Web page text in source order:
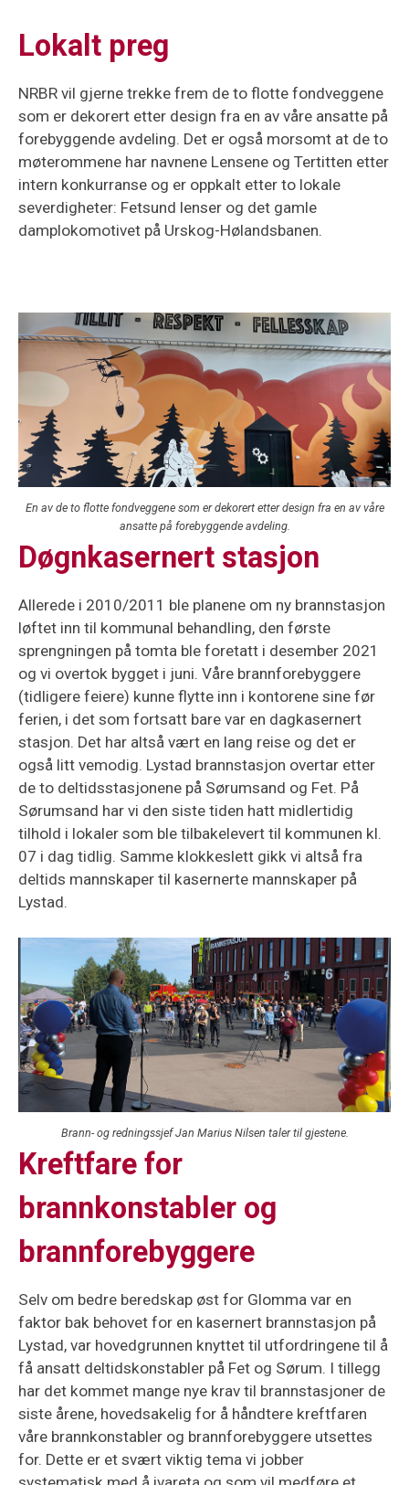
Lokalt preg
NRBR vil gjerne trekke frem de to flotte fondveggene
som er dekorert etter design fra en av våre ansatte på
forebyggende avdeling. Det er også morsomt at de to
møterommene har navnene Lensene og Tertitten etter
intern konkurranse og er oppkalt etter to lokale
severdigheter: Fetsund lenser og det gamle
damplokomotivet på Urskog-Hølandsbanen.
En av de to flotte fondveggene som er dekorert etter design fra en av våre
ansatte på forebyggende avdeling.
Døgnkasernert stasjon
Allerede i 2010/2011 ble planene om ny brannstasjon
løftet inn til kommunal behandling, den første
sprengningen på tomta ble foretatt i desember 2021
og vi overtok bygget i juni. Våre brannforebyggere
(tidligere feiere) kunne flytte inn i kontorene sine før
ferien, i det som fortsatt bare var en dagkasernert
stasjon. Det har altså vært en lang reise og det er
også litt vemodig. Lystad brannstasjon overtar etter
de to deltidsstasjonene på Sørumsand og Fet. På
Sørumsand har vi den siste tiden hatt midlertidig
tilhold i lokaler som ble tilbakelevert til kommunen kl.
07 i dag tidlig. Samme klokkeslett gikk vi altså fra
deltids mannskaper til kasernerte mannskaper på
Lystad.
Brann- og redningssjef Jan Marius Nilsen taler til gjestene.
Kreftfare for
brannkonstabler og
brannforebyggere
Selv om bedre beredskap øst for Glomma var en
faktor bak behovet for en kasernert brannstasjon på
Lystad, var hovedgrunnen knyttet til utfordringene til å
få ansatt deltidskonstabler på Fet og Sørum. I tillegg
har det kommet mange nye krav til brannstasjoner de
siste årene, hovedsakelig for å håndtere kreftfaren
våre brannkonstabler og brannforebyggere utsettes
for. Dette er et svært viktig tema vi jobber